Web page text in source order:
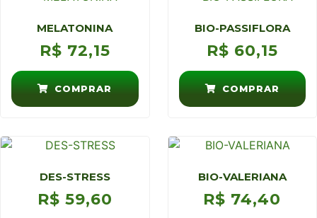
MELATONINA
R$ 72,15
COMPRAR
BIO-PASSIFLORA
R$ 60,15
COMPRAR
DES-STRESS
R$ 59,60
BIO-VALERIANA
R$ 74,40